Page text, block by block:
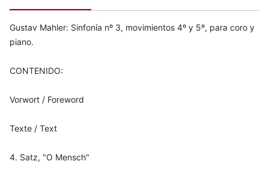
Gustav Mahler: Sinfonía nº 3, movimientos 4º y 5º, para coro y
piano.
CONTENIDO:
Vorwort / Foreword
Texte / Text
4. Satz, "O Mensch"